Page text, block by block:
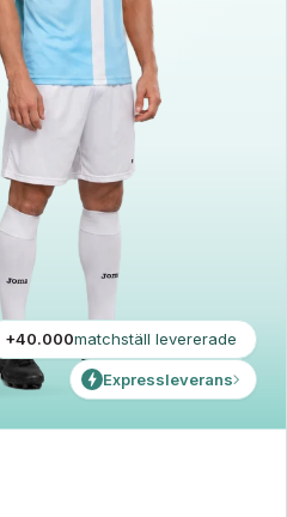
+40.000matchställ levererade
Expressleverans